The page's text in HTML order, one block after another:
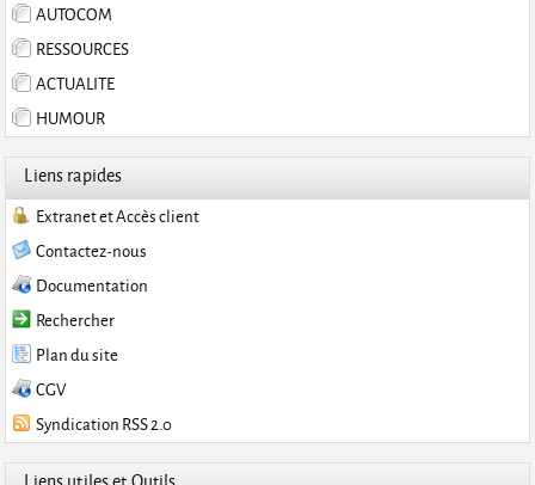
AUTOCOM
RESSOURCES
ACTUALITE
HUMOUR
Liens rapides
Extranet et Accès client
Contactez-nous
Documentation
Rechercher
Plan du site
CGV
Syndication RSS 2.0